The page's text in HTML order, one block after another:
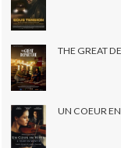
THE GREAT
UN COEUR